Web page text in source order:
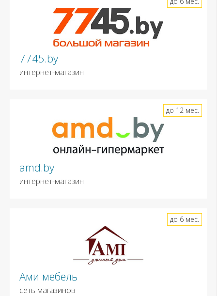
7745.by
интернет-магазин
amd.by
интернет-магазин
до 12 мес.
Ами мебель
сеть магазинов
до 6 мес.